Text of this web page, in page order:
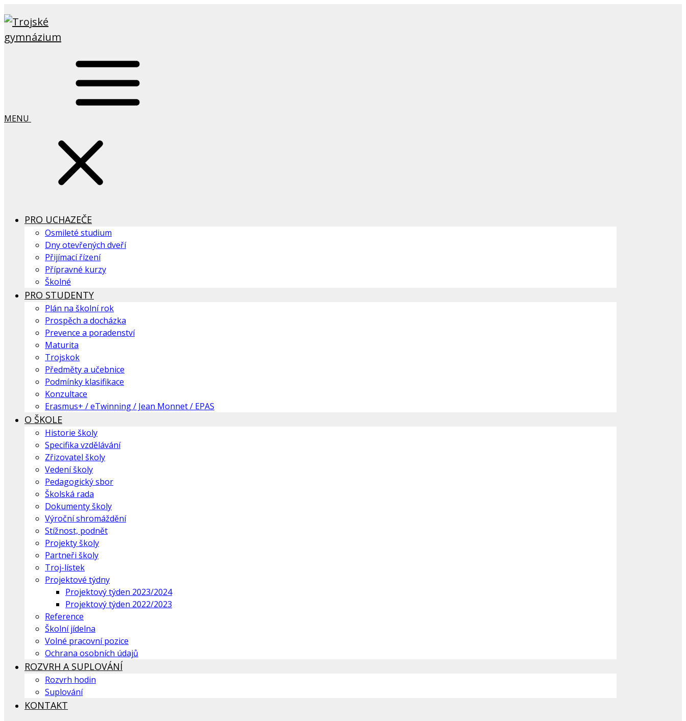
MENU
PRO UCHAZEČE
Osmileté studium
Dny otevřených dveří
Přijímací řízení
Přípravné kurzy
Školné
PRO STUDENTY
Plán na školní rok
Prospěch a docházka
Prevence a poradenství
Maturita
Trojskok
Předměty a učebnice
Podmínky klasifikace
Konzultace
Erasmus+ / eTwinning / Jean Monnet / EPAS
O ŠKOLE
Historie školy
Specifika vzdělávání
Zřizovatel školy
Vedení školy
Pedagogický sbor
Školská rada
Dokumenty školy
Výroční shromáždění
Stížnost, podnět
Projekty školy
Partneři školy
Troj-lístek
Projektové týdny
Projektový týden 2023/2024
Projektový týden 2022/2023
Reference
Školní jídelna
Volné pracovní pozice
Ochrana osobních údajů
ROZVRH A SUPLOVÁNÍ
Rozvrh hodin
Suplování
KONTAKT